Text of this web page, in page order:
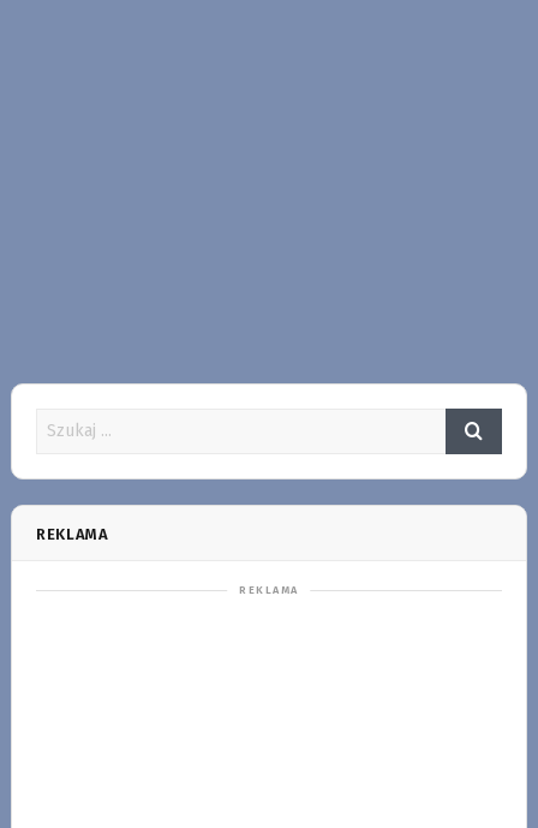
REKLAMA